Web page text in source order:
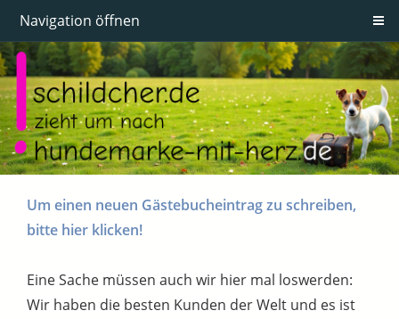
Navigation öffnen
Um einen neuen Gästebucheintrag zu schreiben,
bitte hier klicken!
Eine Sache müssen auch wir hier mal loswerden:
Wir haben die besten Kunden der Welt und es ist